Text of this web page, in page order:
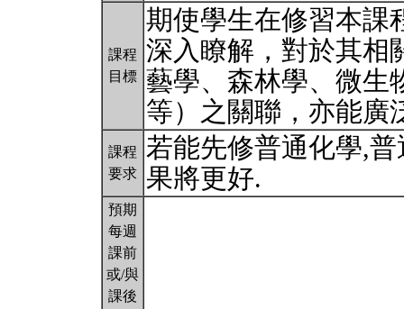
課程
目標
期使學生在修習本課
深入瞭解，對於其相
藝學、森林學、微生
等）之關聯，亦能
課程
要求
若能先修普通化學,
果將更好.
預期
每週
課前
或/與
課後